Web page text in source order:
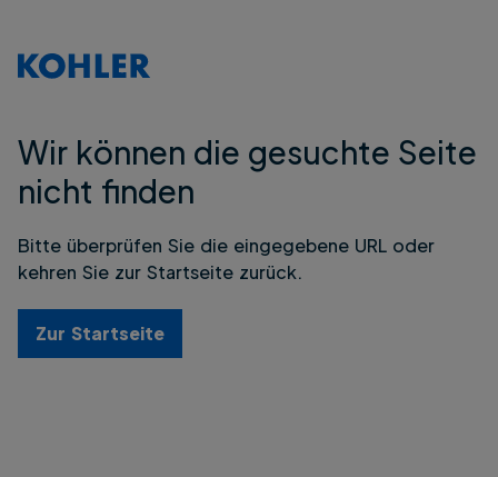
Wir können die gesuchte Seite
nicht finden
Bitte überprüfen Sie die eingegebene URL oder
kehren Sie zur Startseite zurück.
Zur Startseite